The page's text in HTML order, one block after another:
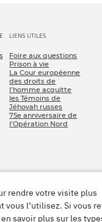
LIENS UTILES
Foire aux questions
Prison à vie
La Cour européenne
des droits de
l’homme acquitte
les Témoins de
Jéhovah russes
75e anniversaire de
l’Opération Nord
rendre votre visite plus
l’utilisez. Si vous
savoir plus sur les